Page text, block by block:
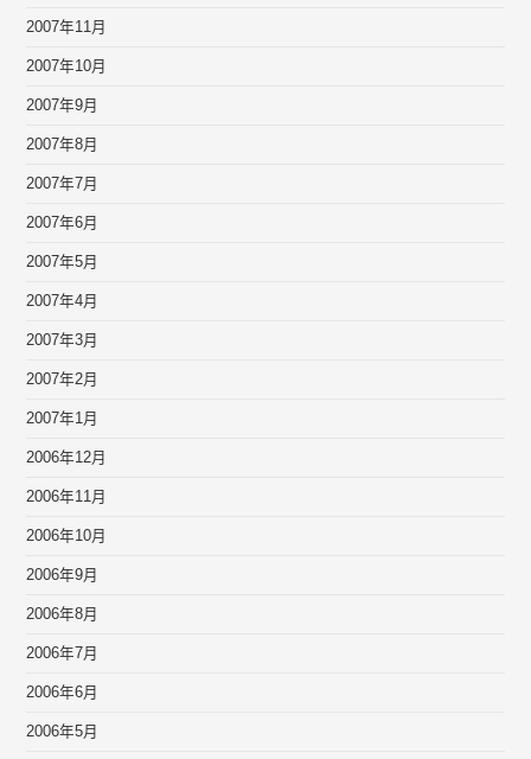
2007年11月
2007年10月
2007年9月
2007年8月
2007年7月
2007年6月
2007年5月
2007年4月
2007年3月
2007年2月
2007年1月
2006年12月
2006年11月
2006年10月
2006年9月
2006年8月
2006年7月
2006年6月
2006年5月